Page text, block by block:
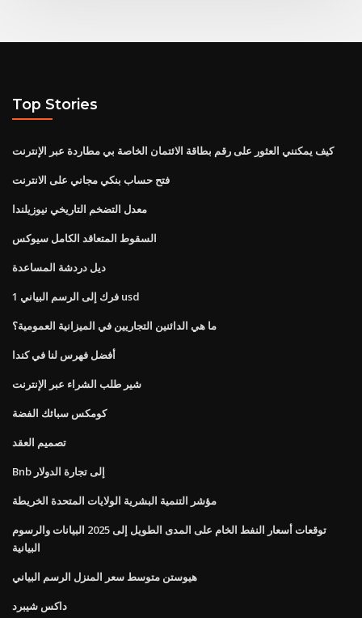
Top Stories
كيف يمكنني العثور على رقم بطاقة الائتمان الخاصة بي مطاردة عبر الإنترنت
فتح حساب بنكي مجاني على الانترنت
معدل التضخم التاريخي نيوزيلندا
السقوط المتعاقد الكامل سيوكس
ديل دردشة المساعدة
1 فرك إلى الرسم البياني usd
ما هي الدائنين التجاريين في الميزانية العمومية؟
أفضل فهرس لنا في كندا
شير طلب الشراء عبر الإنترنت
كومكس سبائك الفضة
تصميم العقد
Bnb إلى تجارة الدولار
مؤشر التنمية البشرية الولايات المتحدة الخريطة
توقعات أسعار النفط الخام على المدى الطويل إلى 2025 البيانات والرسوم
البيانية
هيوستن متوسط ​​سعر المنزل الرسم البياني
داكس شيبرد